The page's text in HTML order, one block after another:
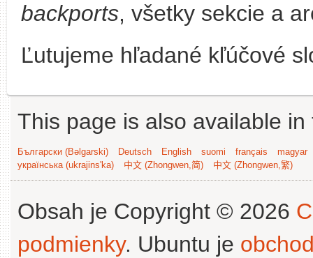
backports, všetky sekcie a
Ľutujeme hľadané kľúčové
This page is also available
Български (Bəlgarski) Deutsch English suomi français
magyar
українська (ukrajins'ka)
中文 (Zhongwen,简) 中文 (Zhongwen,繁)
Obsah je Copyright © 2026
podmienky. Ubuntu je